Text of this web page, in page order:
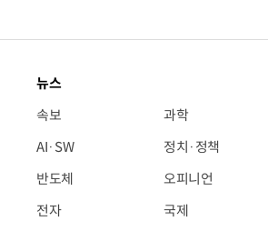
뉴스
속보
AI·SW
반도체
전자
과학
정치·정책
오피니언
국제